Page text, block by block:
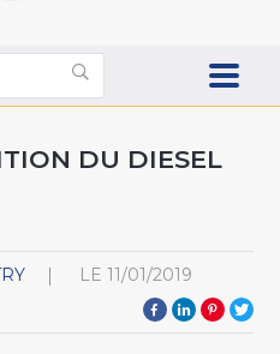
DU DIESEL
LE 11/01/2019